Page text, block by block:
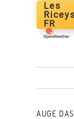
Les
FR
AUGE